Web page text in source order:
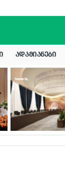
ᲐᲓᲐᲛᲘᲐᲜᲔᲑᲘ